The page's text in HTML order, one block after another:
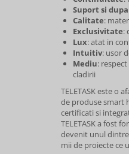
Suport si
Calitate:
Exclusivitate:
Lux: atat in
Intuitiv: usor
Mediu:
cladirii
TELETASK este o
de produse smart
certificati si
TELETASK a fost
devenit unul dintre
mii de proiecte ce